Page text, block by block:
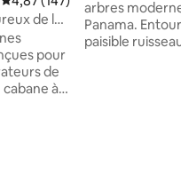
de la
pour
de
arbres
Panama.
paisible